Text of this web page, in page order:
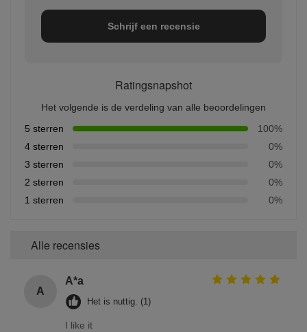
Schrijf een recensie
Ratingsnapshot
Het volgende is de verdeling van alle beoordelingen
5 sterren
100%
4 sterren
0%
3 sterren
0%
2 sterren
0%
1 sterren
0%
Alle recensies
A
A*a
Het is nuttig. (1)
I like it